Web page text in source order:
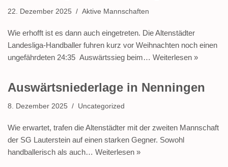
22. Dezember 2025 Aktive Mannschaften
Wie erhofft ist es dann auch eingetreten. Die Altenstädter
Landesliga-Handballer fuhren kurz vor Weihnachten noch einen
ungefährdeten 24:35 Auswärtssieg beim… Weiterlesen »
Auswärtsniederlage in Nenningen
8. Dezember 2025 Uncategorized
Wie erwartet, trafen die Altenstädter mit der zweiten Mannschaft
der SG Lauterstein auf einen starken Gegner. Sowohl
handballerisch als auch… Weiterlesen »